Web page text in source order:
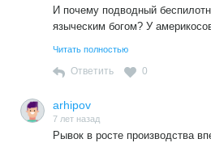
И почему подводный
языческим богом? У
Переплут! Вот ход был бы
Читать полностью
Ответить 0
arhipov
7 лет назад
Рывок в росте производства